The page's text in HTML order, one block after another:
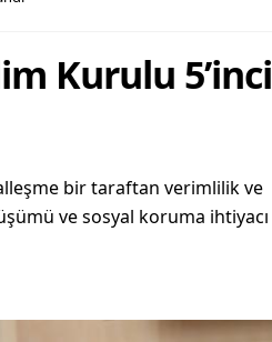
Kurulu 5’inci
bir taraftan verimlilik ve
ve sosyal koruma ihtiyacı